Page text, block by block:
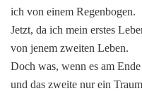
ich von einem Regenbogen.
Jetzt, da ich mein erstes
von jenem zweiten Leben.
Doch was, wenn es am
und das zweite nur ein